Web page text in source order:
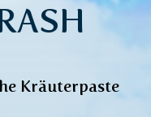
Kräuterpaste